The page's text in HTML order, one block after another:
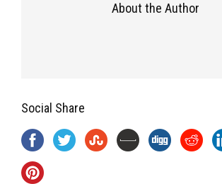
About the Author
Social Share